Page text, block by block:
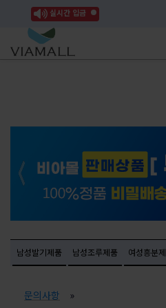
실시간 입금
남성발기제품 남성조루제품 여성흥분제
문의사항 »